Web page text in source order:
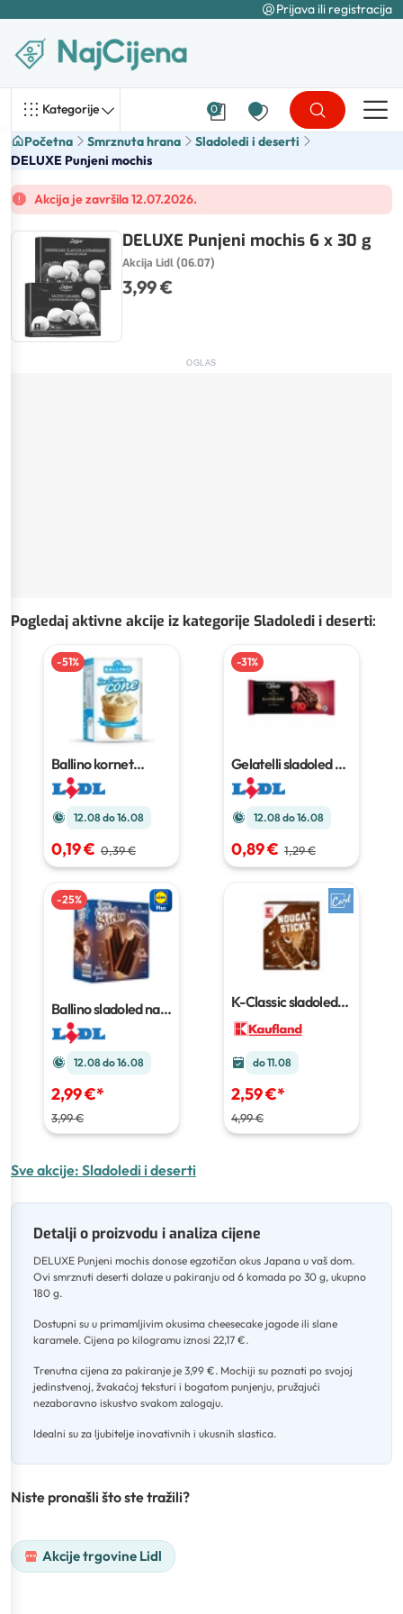
Prijava ili registracija
Kategorije 0
Početna Smrznuta hrana
Sladoledi i deserti
DELUXE Punjeni mochis
Akcija je završila 12.07.2026.
DELUXE Punjeni mochis 6 x 30 g
Akcija Lidl (06.07)
3,99 €
OGLAS
Pogledaj aktivne akcije iz kategorije Sladoledi i deserti:
-51%
Ballino kornet
vanilija55 g
12.08 do 16.08
0,19 € 0,39 €
-31%
Gelatelli sladoled na
štapiću110 ml
12.08 do 16.08
0,89 € 1,29 €
-25%
Ballino sladoled na
štapiću od čokolade
16 x 60 ml
12.08 do 16.08
2,99 €*
3,99 €
K-Classic sladoled
ili 4 x 110 ml
do 11.08
2,59 €*
4,99 €
Sve akcije: Sladoledi i deserti
Detalji o proizvodu i analiza cijene
DELUXE Punjeni mochis donose egzotičan okus Japana u vaš dom.
Ovi smrznuti deserti dolaze u pakiranju od 6 komada po 30 g, ukupno
180 g.
Dostupni su u primamljivim okusima cheesecake jagode ili slane
karamele. Cijena po kilogramu iznosi 22,17 €.
Trenutna cijena za pakiranje je 3,99 €. Mochiji su poznati po svojoj
jedinstvenoj, žvakaćoj teksturi i bogatom punjenju, pružajući
nezaboravno iskustvo svakom zalogaju.
Idealni su za ljubitelje inovativnih i ukusnih slastica.
Niste pronašli što ste tražili?
Akcije trgovine Lidl